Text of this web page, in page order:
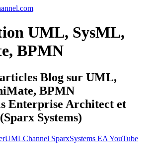
UML, SysML,
BPMN
Blog sur UML,
BPMN
Enterprise Architect et
Systems)
UMLChannel SparxSystems EA YouTube